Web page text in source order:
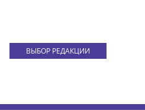
ВЫБОР РЕДАКЦИИ